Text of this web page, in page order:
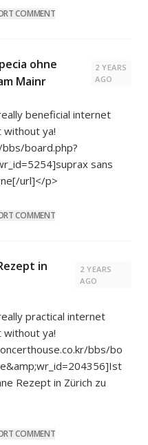
COMMENT
ohne
Mainr
2 YEARS
AGO
beneficial internet
without ya!
board.php?
sans
url]</p>
COMMENT
in
2 YEARS
AGO
practical internet
without ya!
bbs/bo
Ist
Rezept in Zürich zu
COMMENT